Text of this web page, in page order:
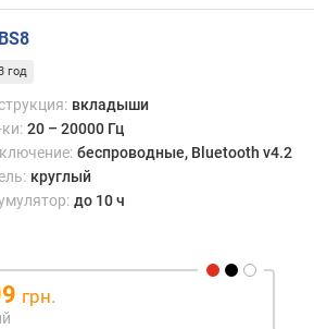
год
вкладыши
20 – 20000 Гц
беспроводные, Bluetooth v4.2
круглый
до 10 ч
грн.